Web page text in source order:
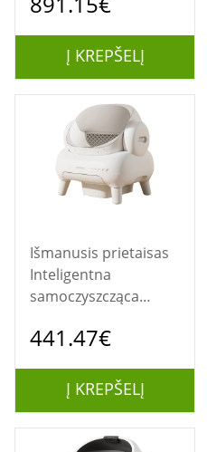
Į KREPŠELĮ
Išmanusis prietaisas
Inteligentna
samoczyszcząca
Neakasa M1 Lite
441.47€
Į KREPŠELĮ